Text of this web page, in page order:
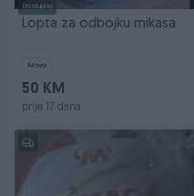
Dostupno
Lopta za odbojku mikasa
Novo
50 KM
prije 17 dana